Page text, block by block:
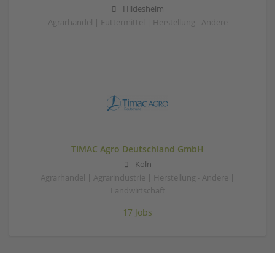
Hildesheim
Agrarhandel | Futtermittel | Herstellung - Andere
TIMAC Agro Deutschland GmbH
Köln
Agrarhandel | Agrarindustrie | Herstellung - Andere |
Landwirtschaft
17 Jobs